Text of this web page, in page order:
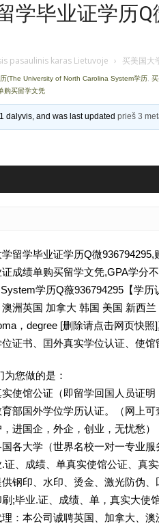
学毕业证学历
pasaulinis karas Lietuvoje › 买美国大
(The University of North Carolina System学历
购买留学文凭
dalyvis, and was last updatedprieš 3
留学毕业证学历Q微
成绩单购买留学文凭,GPA学分
学历Q薇936794295【学
澳洲英国 加拿大 韩国 美国 新西
，degree [删除请点击网页快
证书、囯外真实学位认证、使
您做的是：
使馆公证（即留学回国人员证
部国外学位学历认证。（网上
，进国企，外企，创业，无忧愁
各大学（世界名校一对一专业
、成绩、单真实使馆公证、真
钢印、水印、烫金、激光防伪、
;毕业.证、成绩、单，真实大使
：本公司诚聘英国、加拿大、